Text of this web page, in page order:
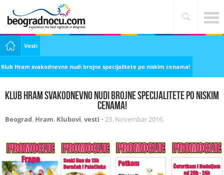
Vesti
Klub Hram svakodnevno nudi brojne specijalitete po niskim cenama!
Klub Hram svakodnevno nudi brojne specijalitete po niskim
cenama!
Beograd, Hram, Klubovi, vesti • 23. Novembar 2016.